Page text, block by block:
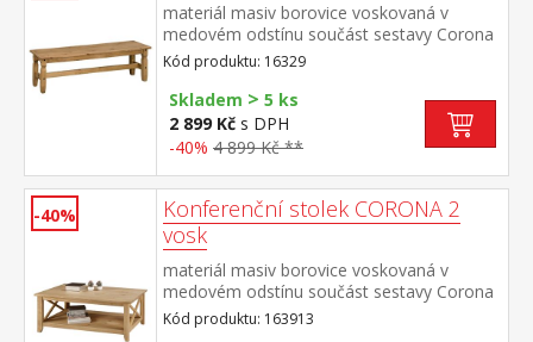
materiál masiv borovice voskovaná v
medovém odstínu součást sestavy Corona
2
Kód produktu: 16329
Skladem > 5 ks
2 899 Kč s DPH
-40% 4 899 Kč **
-40%
Konferenční stolek CORONA 2
vosk
materiál masiv borovice voskovaná v
medovém odstínu součást sestavy Corona
2
Kód produktu: 163913